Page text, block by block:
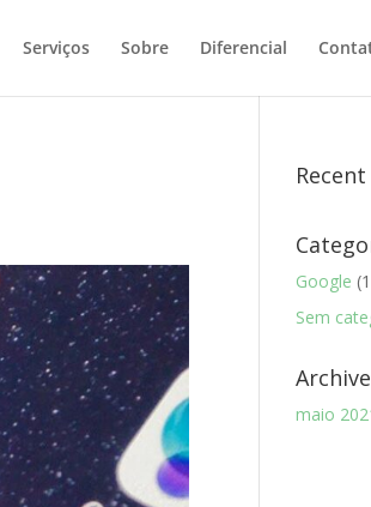
Serviços Sobre Diferencial
Google
Sem
Archive
maio